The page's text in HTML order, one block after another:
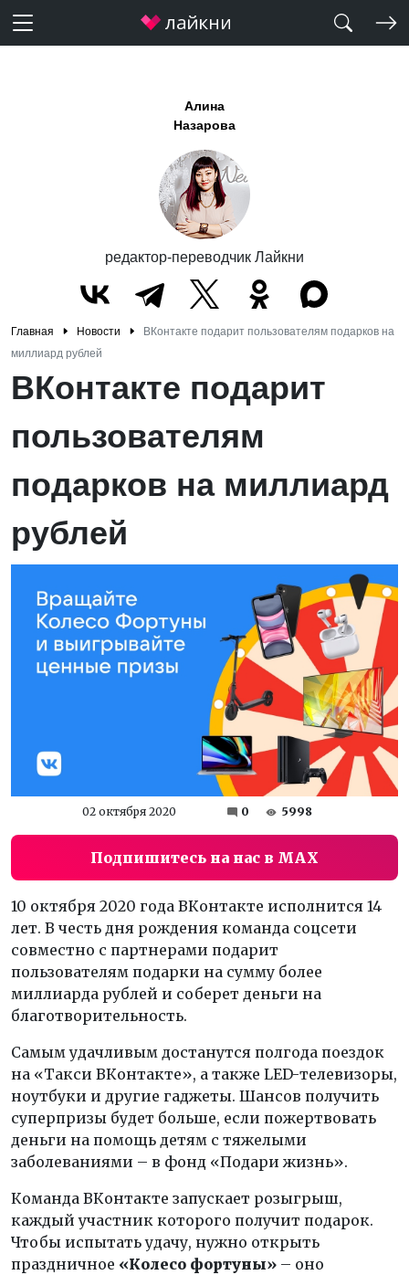
Алина
Назарова
редактор-переводчик Лайкни
Главная Новости
ВКонтакте подарит пользователям подарков на
миллиард рублей
ВКонтакте подарит
пользователям
подарков на миллиард
рублей
02 октября 2020 0 5998
Подпишитесь на нас в MAX
10 октября 2020 года ВКонтакте исполнится 14
лет. В честь дня рождения команда соцсети
совместно с партнерами подарит
пользователям подарки на сумму более
миллиарда рублей и соберет деньги на
благотворительность.
Самым удачливым достанутся полгода поездок
на «Такси ВКонтакте», а также LED-телевизоры,
ноутбуки и другие гаджеты. Шансов получить
суперпризы будет больше, если пожертвовать
деньги на помощь детям с тяжелыми
заболеваниями – в фонд «Подари жизнь».
Команда ВКонтакте запускает розыгрыш,
каждый участник которого получит подарок.
Чтобы испытать удачу, нужно открыть
праздничное «Колесо фортуны» – оно